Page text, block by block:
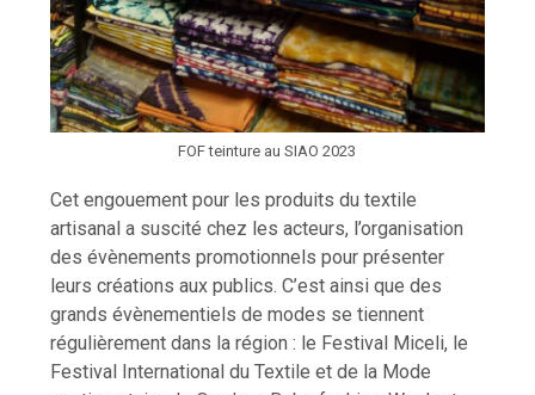
FOF teinture au SIAO 2023
Cet engouement pour les produits du textile
artisanal a suscité chez les acteurs, l’organisation
des évènements promotionnels pour présenter
leurs créations aux publics. C’est ainsi que des
grands évènementiels de modes se tiennent
régulièrement dans la région : le Festival Miceli, le
Festival International du Textile et de la Mode